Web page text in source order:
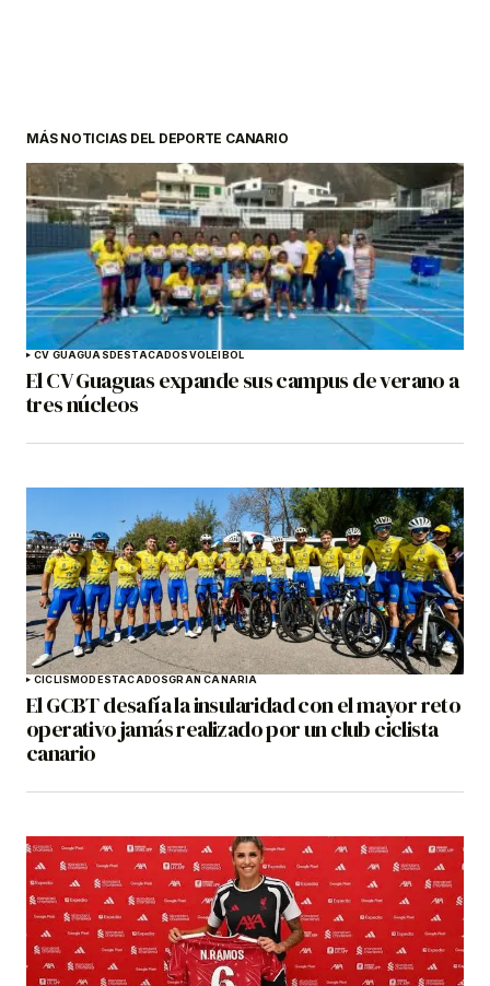
MÁS NOTICIAS DEL DEPORTE CANARIO
CV GUAGUASDESTACADOSVOLEIBOL
El CV Guaguas expande sus campus de verano a
tres núcleos
CICLISMODESTACADOSGRAN CANARIA
El GCBT desafía la insularidad con el mayor reto
operativo jamás realizado por un club ciclista
canario